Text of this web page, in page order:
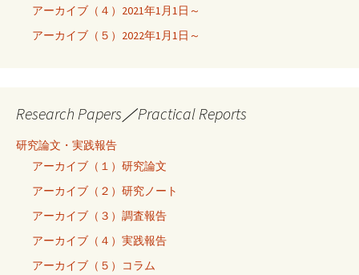
アーカイブ（４）2021年1月1日～
アーカイブ（５）2022年1月1日～
Research Papers／Practical Reports
研究論文・実践報告
アーカイブ（１）研究論文
アーカイブ（２）研究ノート
アーカイブ（３）調査報告
アーカイブ（４）実践報告
アーカイブ（５）コラム